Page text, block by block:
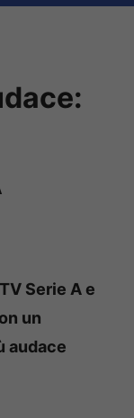
Serie A e
un
audace